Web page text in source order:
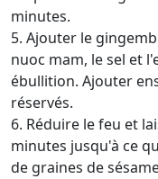
minutes.
5. Ajouter le
nuoc mam, le sel et
ébullition. Ajouter
réservés.
6. Réduire le feu et
minutes jusqu'à ce
de graines de